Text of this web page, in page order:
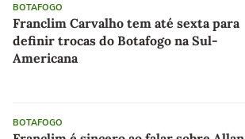
BOTAFOGO
Franclim Carvalho tem até sexta para
definir trocas do Botafogo na Sul-
Americana
BOTAFOGO